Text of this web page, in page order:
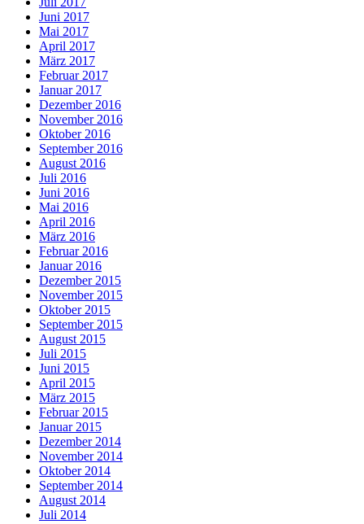
Juni 2017
Mai 2017
April 2017
März 2017
Februar 2017
Januar 2017
Dezember 2016
November 2016
Oktober 2016
September 2016
August 2016
Juli 2016
Juni 2016
Mai 2016
April 2016
März 2016
Februar 2016
Januar 2016
Dezember 2015
November 2015
Oktober 2015
September 2015
August 2015
Juli 2015
Juni 2015
April 2015
März 2015
Februar 2015
Januar 2015
Dezember 2014
November 2014
Oktober 2014
September 2014
August 2014
Juli 2014